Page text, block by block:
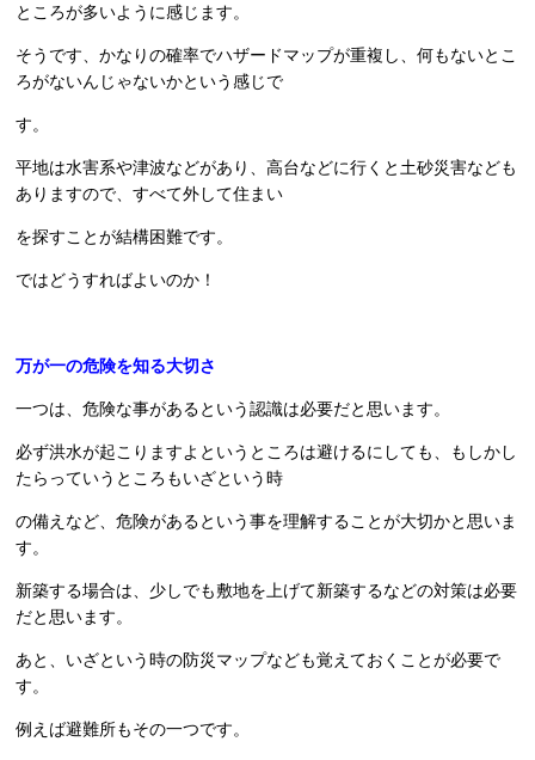
ところが多いように感じます。
そうです、かなりの確率でハザードマップが重複し、何もないとこ
ろがないんじゃないかという感じで
す。
平地は水害系や津波などがあり、高台などに行くと土砂災害なども
ありますので、すべて外して住まい
を探すことが結構困難です。
ではどうすればよいのか！
万が一の危険を知る大切さ
一つは、危険な事があるという認識は必要だと思います。
必ず洪水が起こりますよというところは避けるにしても、もしかし
たらっていうところもいざという時
の備えなど、危険があるという事を理解することが大切かと思いま
す。
新築する場合は、少しでも敷地を上げて新築するなどの対策は必要
だと思います。
あと、いざという時の防災マップなども覚えておくことが必要で
す。
例えば避難所もその一つです。